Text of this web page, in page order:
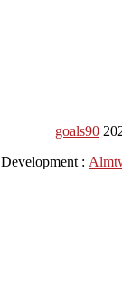
goals90
Development :